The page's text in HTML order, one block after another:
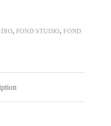
, FOND STUDIO,FOND